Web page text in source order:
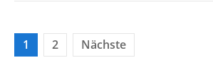
Seitennummerierung
1 2 Nächste